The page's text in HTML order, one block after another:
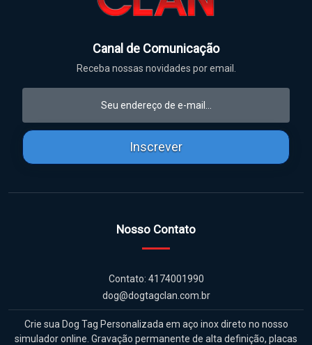
Canal de Comunicação
Receba nossas novidades por email.
Inscrever
Nosso Contato
Contato: 4174001990
dog@dogtagclan.com.br
Crie sua Dog Tag Personalizada em aço inox direto no nosso
simulador online. Gravação permanente de alta definição, placas